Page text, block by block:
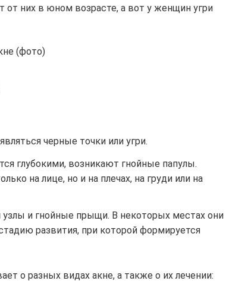
них в юном возрасте, а вот у женщин угри
(фото)
черные точки или угри.
глубокими, возникают гнойные папулы.
на лице, но и на плечах, на груди или на
узлы и гнойные прыщи. В некоторых местах они
развития, при которой формируется
о разных видах акне, а также о их лечении: